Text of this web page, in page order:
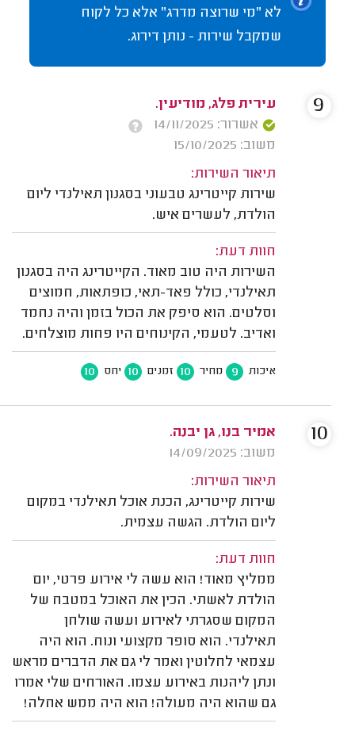
לא "מי שרוצה מדרג" אלא כל לקוח
שמקבל שירות - נותן דירוג.
עירית פלג, מודיעין.
אשרור: 14/11/2025
משוב: 15/10/2025
תיאור השירות:
שירות קייטרינג טבעוני בסגנון תאילנדי ליום
הולדת, לעשרים איש.
חוות דעת:
השירות היה טוב מאוד. הקייטרינג היה בסגנון
תאילנדי, כולל פאד-תאי, כופתאות, חמוצים
וסלטים. הוא סיפק את הכול בזמן והיה נחמד
ואדיב. לטעמי, הקינוחים היו פחות מוצלחים.
איכות 9 מחיר 10 זמנים 10 יחס 10
9
אמיר בנו, גן יבנה.
משוב: 14/09/2025
תיאור השירות:
שירות קייטרינג, הכנת אוכל תאילנדי במקום
ליום הולדת. הגשה עצמית.
חוות דעת:
ממליץ מאוד! הוא עשה לי אירוע פרטי, יום
הולדת לאשתי. הכין את האוכל במטבח של
המקום שסגרתי לאירוע ועשה שולחן
תאילנדי. הוא סופר מקצועי ונוח. הוא היה
עצמאי לחלוטין ואמר לי גם את הדברים מראש
ונתן ליהנות באירוע עצמו. האורחים שלי אמרו
גם שהוא היה מעולה! הוא היה ממש אחלה!
10